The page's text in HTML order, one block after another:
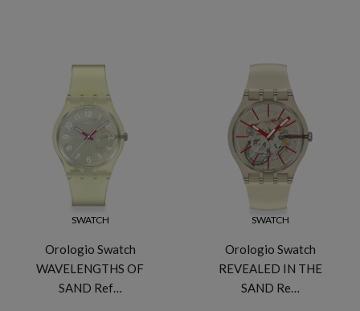
SWATCH
Orologio Swatch
WAVELENGTHS OF
SAND Ref…
SWATCH
Orologio Swatch
REVEALED IN THE
SAND Re…